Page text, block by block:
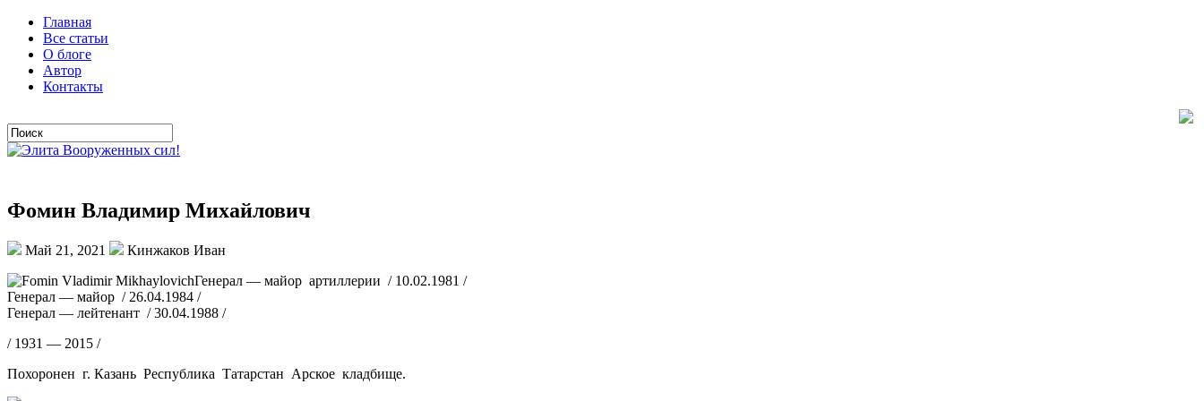
Главная
Все статьи
О блоге
Автор
Контакты
Фомин Владимир Михайлович
Май 21, 2021
Кинжаков Иван
Генерал — майор артиллерии / 10.02.1981 /
Генерал — майор / 26.04.1984 /
Генерал — лейтенант / 30.04.1988 /
/ 1931 — 2015 /
Похоронен г. Казань Республика Татарстан Арское кладбище.